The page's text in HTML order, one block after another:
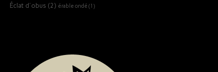
Éclat d'obus (2) érable ondé (1)